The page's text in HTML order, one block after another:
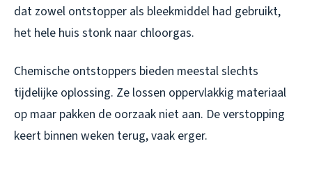
dat zowel ontstopper als bleekmiddel had gebruikt,
het hele huis stonk naar chloorgas.
Chemische ontstoppers bieden meestal slechts
tijdelijke oplossing. Ze lossen oppervlakkig materiaal
op maar pakken de oorzaak niet aan. De verstopping
keert binnen weken terug, vaak erger.